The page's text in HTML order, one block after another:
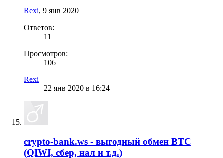
Rexi, 9 янв 2020
Ответов:
11
Просмотров:
106
Rexi
22 янв 2020 в 16:24
crypto-bank.ws - выгодный обмен BTC
(QIWI, сбер, нал и т.д.)